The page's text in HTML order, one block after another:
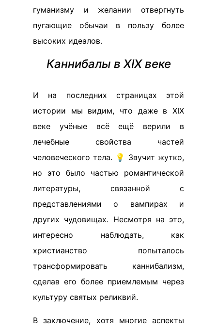
гуманизму и желании отвергнуть
пугающие обычаи в пользу более
высоких идеалов.
Каннибалы в XIX веке
И на последних страницах этой
истории мы видим, что даже в XIX
веке учёные всё ещё верили в
лечебные свойства частей
человеческого тела. 💡 Звучит жутко,
но это было частью романтической
литературы, связанной с
представлениями о вампирах и
других чудовищах. Несмотря на это,
интересно наблюдать, как
христианство попыталось
трансформировать каннибализм,
сделав его более приемлемым через
культуру святых реликвий.
В заключение, хотя многие аспекты